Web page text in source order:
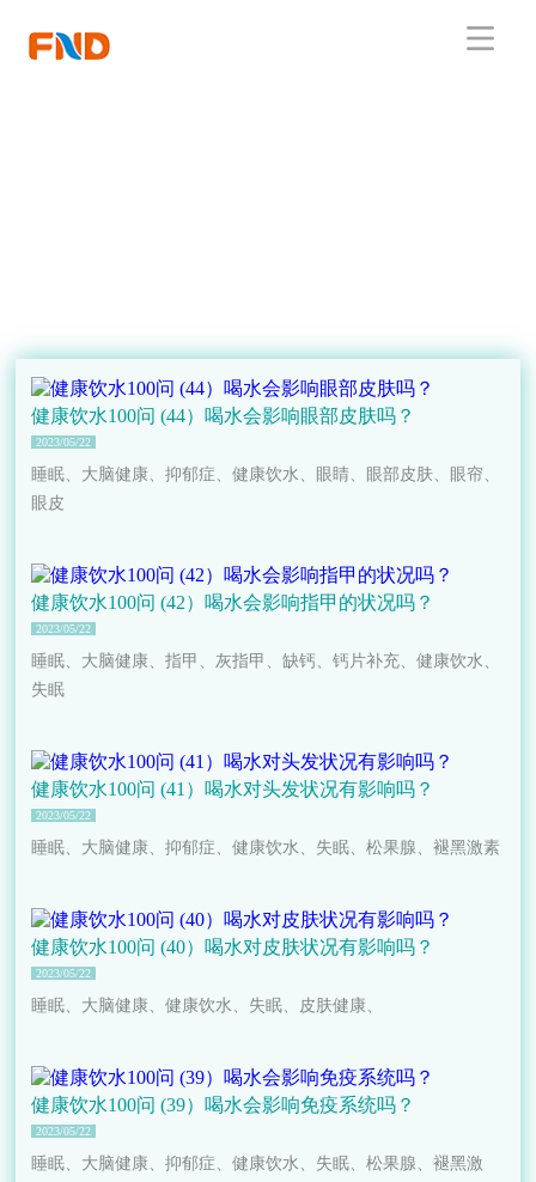
健康饮水100问 (44）喝水会影响眼部皮肤吗？
2023/05/22
睡眠、大脑健康、抑郁症、健康饮水、眼睛、眼部皮肤、眼帘、
眼皮
健康饮水100问 (42）喝水会影响指甲的状况吗？
2023/05/22
睡眠、大脑健康、指甲、灰指甲、缺钙、钙片补充、健康饮水、
失眠
健康饮水100问 (41）喝水对头发状况有影响吗？
2023/05/22
睡眠、大脑健康、抑郁症、健康饮水、失眠、松果腺、褪黑激素
健康饮水100问 (40）喝水对皮肤状况有影响吗？
2023/05/22
睡眠、大脑健康、健康饮水、失眠、皮肤健康、
健康饮水100问 (39）喝水会影响免疫系统吗？
2023/05/22
睡眠、大脑健康、抑郁症、健康饮水、失眠、松果腺、褪黑激